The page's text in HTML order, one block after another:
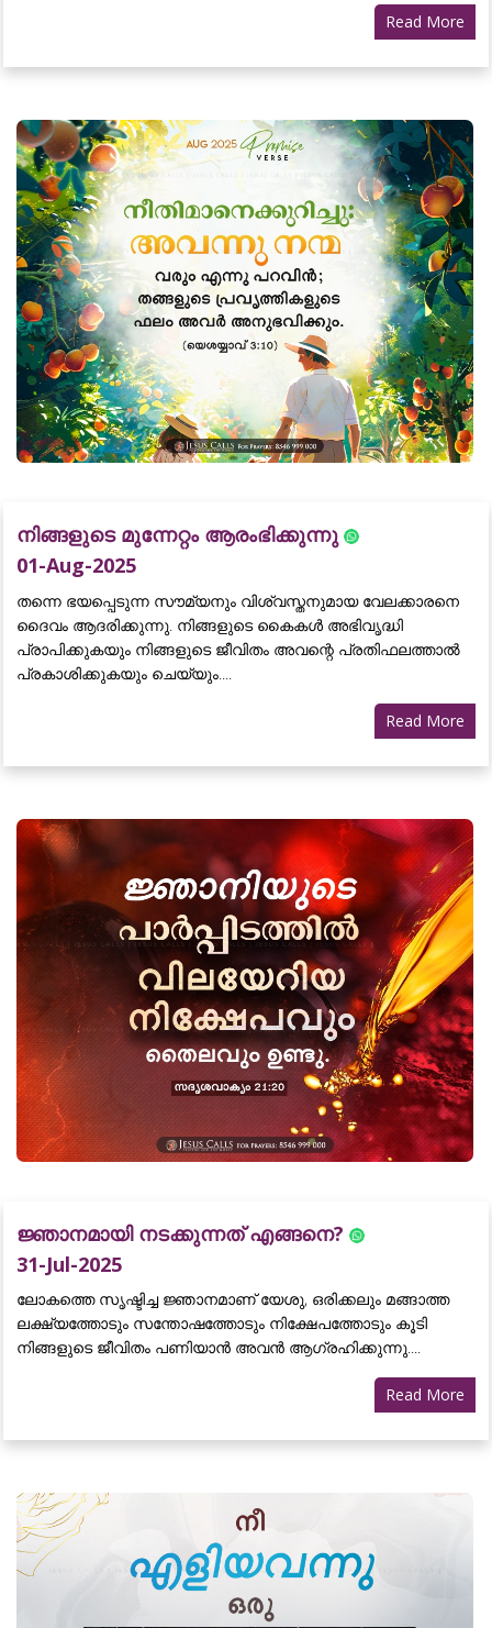
Read More
നിങ്ങളുടെ മുന്നേറ്റം ആരംഭിക്കുന്നു
01-Aug-2025
തന്നെ ഭയപ്പെടുന്ന സൗമ്യനും വിശ്വസ്തനുമായ വേലക്കാരനെ
ദൈവം ആദരിക്കുന്നു. നിങ്ങളുടെ കൈകൾ അഭിവൃദ്ധി
പ്രാപിക്കുകയും നിങ്ങളുടെ ജീവിതം അവന്റെ പ്രതിഫലത്താൽ
പ്രകാശിക്കുകയും ചെയ്യും....
Read More
ജ്ഞാനമായി നടക്കുന്നത് എങ്ങനെ?
31-Jul-2025
ലോകത്തെ സൃഷ്ടിച്ച ജ്ഞാനമാണ് യേശു, ഒരിക്കലും മങ്ങാത്ത
ലക്ഷ്യത്തോടും സന്തോഷത്തോടും നിക്ഷേപത്തോടും കൂടി
നിങ്ങളുടെ ജീവിതം പണിയാൻ അവൻ ആഗ്രഹിക്കുന്നു....
Read More